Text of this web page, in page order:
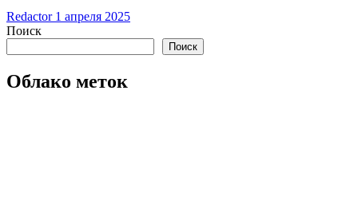
Redactor 1 апреля 2025
Поиск
Поиск
Облако меток